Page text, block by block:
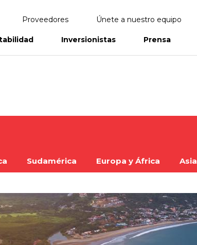
Proveedores Únete a nuestro equipo
Inversionistas Prensa
Sudamérica Europa y África Asia